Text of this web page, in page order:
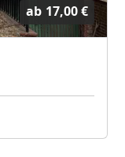
ab 17,00 €